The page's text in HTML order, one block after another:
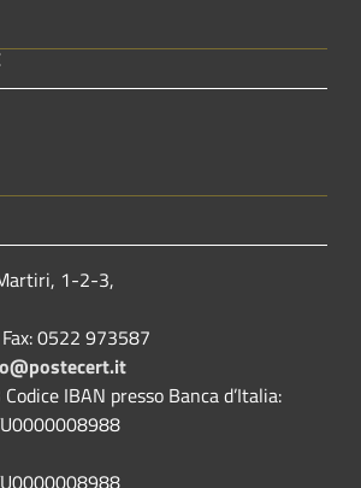
1-2-3,
0522 973587
IBAN presso Banca d’Italia: